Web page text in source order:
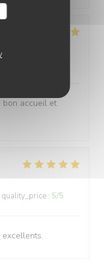
bon accueil et
quality_price : 5/5
excellents.